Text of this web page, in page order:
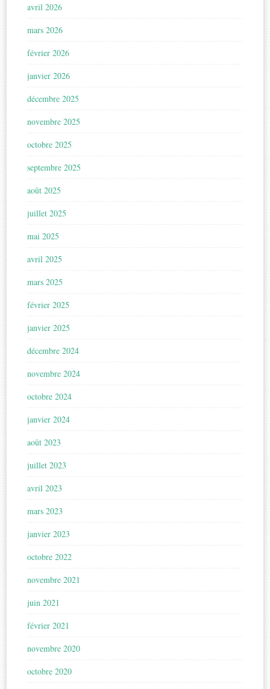
avril 2026
mars 2026
février 2026
janvier 2026
décembre 2025
novembre 2025
octobre 2025
septembre 2025
août 2025
juillet 2025
mai 2025
avril 2025
mars 2025
février 2025
janvier 2025
décembre 2024
novembre 2024
octobre 2024
janvier 2024
août 2023
juillet 2023
avril 2023
mars 2023
janvier 2023
octobre 2022
novembre 2021
juin 2021
février 2021
novembre 2020
octobre 2020